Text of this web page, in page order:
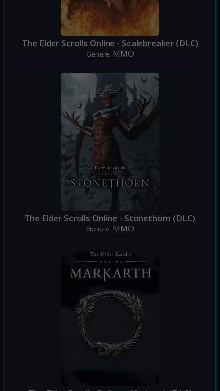
The Elder Scrolls Online - Scalebreaker (DLC)
Genere: MMO
The Elder Scrolls Online - Stonethorn (DLC)
Genere: MMO